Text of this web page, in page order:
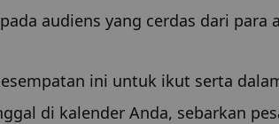
audiens yang cerdas dari para
ini untuk ikut serta
di kalender Anda, sebarkan